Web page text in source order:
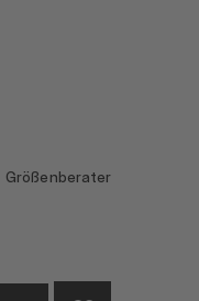
Größenberater